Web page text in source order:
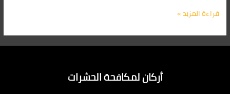
قراءة المزيد »
أركان لمكافحة الحشرات